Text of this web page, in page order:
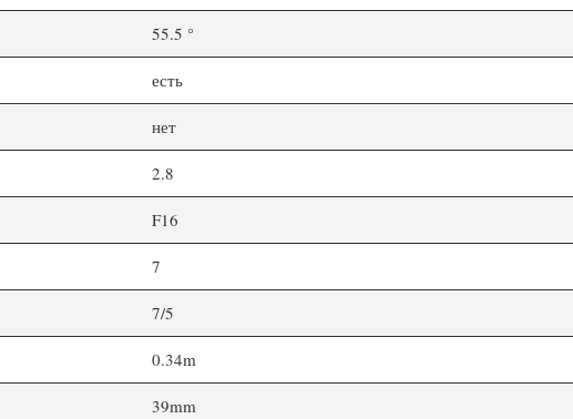
55.5 °
есть
нет
2.8
F16
7
7/5
0.34m
39mm